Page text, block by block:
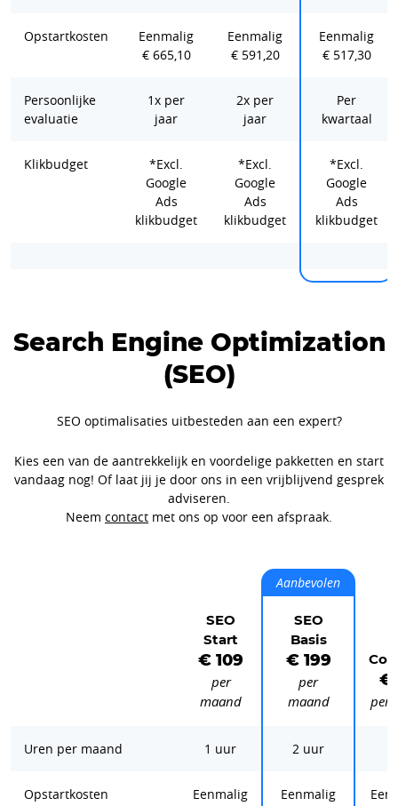
Opstartkosten
Eenmalig
€ 665,10
Eenmalig
€ 591,20
Eenmalig
€ 517,30
Persoonlijke
evaluatie
1x per
jaar
2x per
jaar
Per
kwartaal
Klikbudget
*Excl.
Google
Ads
klikbudget
*Excl.
Google
Ads
klikbudget
*Excl.
Google
Ads
klikbudget
Search Engine Optimization
(SEO)
SEO optimalisaties uitbesteden aan een expert?
Kies een van de aantrekkelijk en voordelige pakketten en start
vandaag nog! Of laat jij je door ons in een vrijblijvend gesprek
adviseren.
Neem contact met ons op voor een afspraak.
SEO
Start
€ 109
per
maand
Aanbevolen
SEO
Basis
€ 199
per
maand
€
per
Uren per maand 1 uur 2 uur
Opstartkosten
Eenmalig
Eenmalig